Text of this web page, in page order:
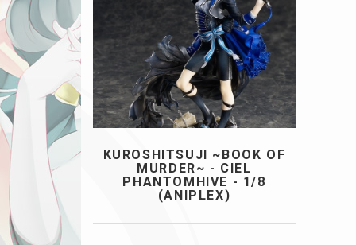
KUROSHITSUJI ~BOOK OF
MURDER~ - CIEL
PHANTOMHIVE - 1/8
(ANIPLEX)